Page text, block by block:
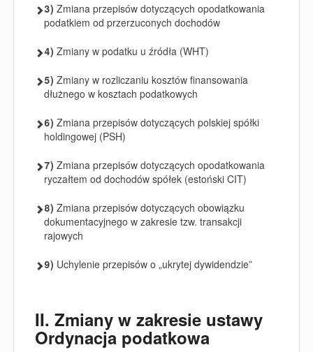
3) Zmiana przepisów dotyczących opodatkowania
podatkiem od przerzuconych dochodów
4) Zmiany w podatku u źródła (WHT)
5) Zmiany w rozliczaniu kosztów finansowania
dłużnego w kosztach podatkowych
6) Zmiana przepisów dotyczących polskiej spółki
holdingowej (PSH)
7) Zmiana przepisów dotyczących opodatkowania
ryczałtem od dochodów spółek (estoński CIT)
8) Zmiana przepisów dotyczących obowiązku
dokumentacyjnego w zakresie tzw. transakcji
rajowych
9) Uchylenie przepisów o „ukrytej dywidendzie”
II. Zmiany w zakresie ustawy
Ordynacja podatkowa